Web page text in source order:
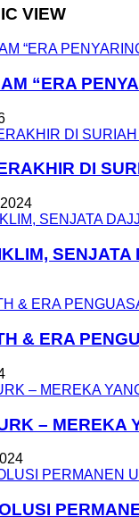
VIEW
“ERA
DI
& ERA
– MEREKA